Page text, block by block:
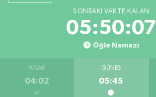
SONRAKI VAKTE KALAN
05:50:06
Öğle Namazı
İMSAK
04:02
GÜNEŞ
05:45